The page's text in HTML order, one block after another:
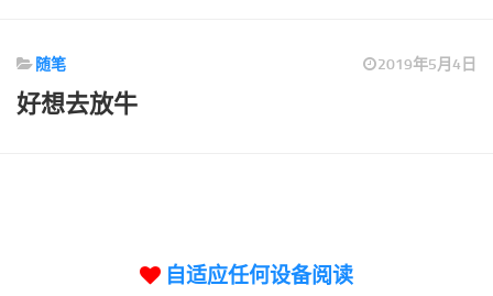
随笔 2019年5月4日
好想去放牛
自适应任何设备阅读